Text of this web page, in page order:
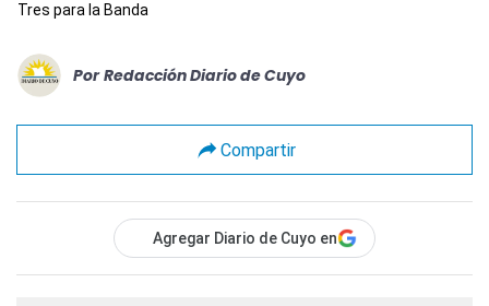
Tres para la Banda
Por Redacción Diario de Cuyo
Compartir
Agregar Diario de Cuyo en